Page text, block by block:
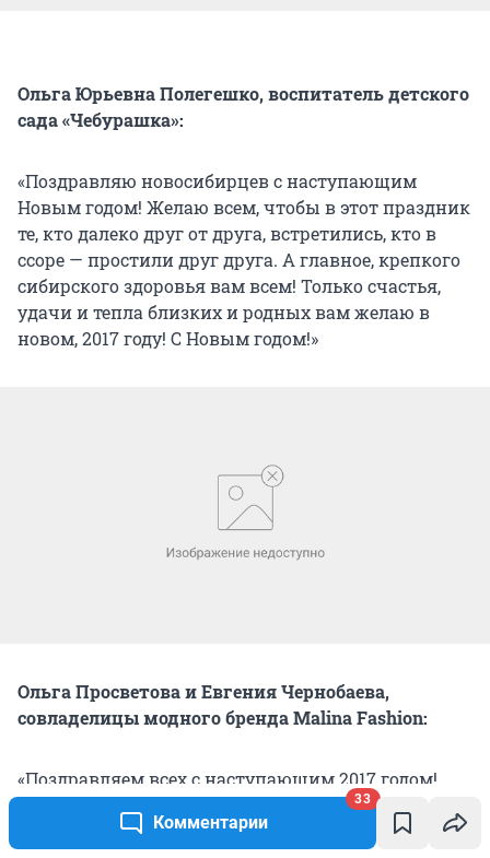
Комментарии
33
Ольга Юрьевна Полегешко, воспитатель детского
сада «Чебурашка»:
«Поздравляю новосибирцев с наступающим
Новым годом! Желаю всем, чтобы в этот праздник
те, кто далеко друг от друга, встретились, кто в
ссоре — простили друг друга. А главное, крепкого
сибирского здоровья вам всем! Только счастья,
удачи и тепла близких и родных вам желаю в
новом, 2017 году! С Новым годом!»
Ольга Просветова и Евгения Чернобаева,
совладелицы модного бренда Malina Fashion:
«Поздравляем всех с наступающим 2017 годом!
Желаем в новом году всем счастья, здоровья,
семейного благополучия. И чтобы год Огненного